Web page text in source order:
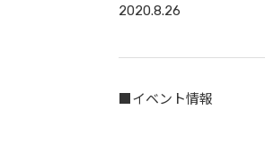
2020.8.26
■イベント情報